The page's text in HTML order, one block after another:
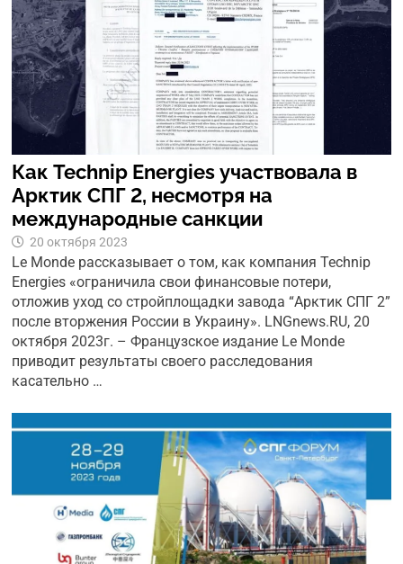
Как Technip Energies участвовала в
Арктик СПГ 2, несмотря на
международные санкции
20 октября 2023
Le Monde рассказывает о том, как компания Technip
Energies «ограничила свои финансовые потери,
отложив уход со стройплощадки завода “Арктик СПГ 2”
после вторжения России в Украину». LNGnews.RU, 20
октября 2023г. – Французское издание Le Monde
приводит результаты своего расследования
касательно …